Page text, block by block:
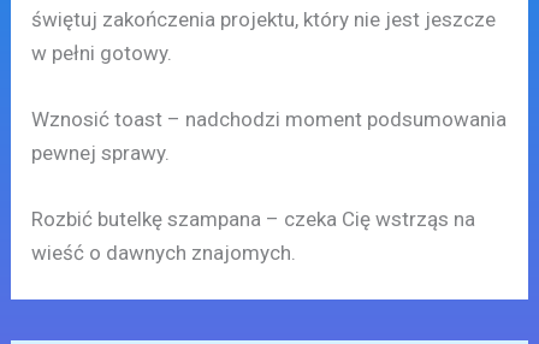
świętuj zakończenia projektu, który nie jest jeszcze
w pełni gotowy.
Wznosić toast – nadchodzi moment podsumowania
pewnej sprawy.
Rozbić butelkę szampana – czeka Cię wstrząs na
wieść o dawnych znajomych.